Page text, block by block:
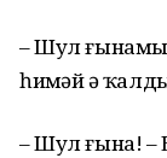
– Шул
һиҙмәй ҙә
– Шул ғына!